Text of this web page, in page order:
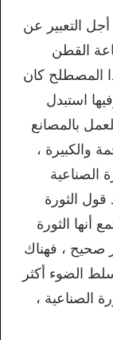
التعبير عن
القطن
المصطلح كان
بمنتصف القرن الـ18 ، وفيها استبدل
بالمصانع
والكبيرة ،
الصناعية
قول الثورة
أنها الثورة
صحيح ، فهناك
الضوء أكثر
الصناعية ،